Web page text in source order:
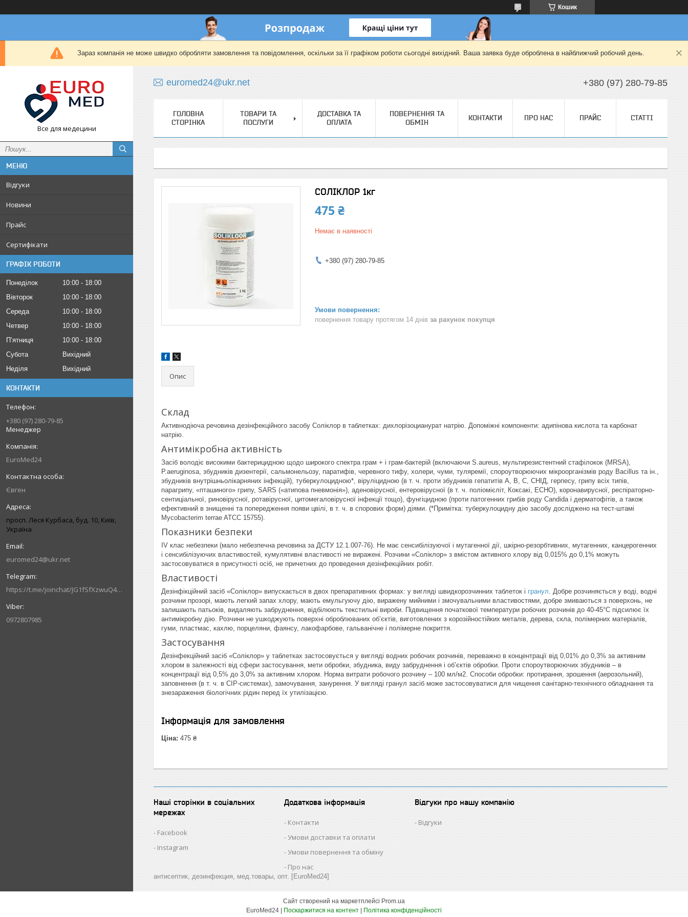
Кошик
Зараз компанія не може швидко обробляти замовлення та повідомлення, оскільки за її графіком роботи сьогодні вихідний. Ваша заявка буде оброблена в найближчий робочий день.
Все для медецини
Відгуки
Новини
Прайс
Сертифікати
ГРАФІК РОБОТИ
Понеділок 10:00
18:00
Вівторок
10:00
18:00
Середа
10:00
18:00
Четвер
10:00
18:00
Пʼятниця
10:00
18:00
Субота
Вихідний
Неділя
Вихідний
КОНТАКТИ
+380 (97) 280-79-85
Менеджер
EuroMed24
Євген
просп. Леся Курбаса, буд. 10, Київ,
Україна
euromed24@ukr.net
https://t.me/joinchat/JG1fSfXzwuQ4MzVi
0972807985
euromed24@ukr.net +380 (97) 280-79-85
ГОЛОВНА
СТОРІНКА
ТОВАРИ ТА
ПОСЛУГИ
ДОСТАВКА ТА
ОПЛАТА
ПОВЕРНЕННЯ ТА
ОБМІН
КОНТАКТИ ПРО НАС ПРАЙС СТАТТІ
СОЛІКЛОР 1кг
475 ₴
Немає в наявності
+380 (97) 280-79-85
повернення товару протягом 14 днів за рахунок покупця
Опис
Склад
Активнодіюча речовина дезінфекційного засобу Соліклор в таблетках: дихлорізоцианурат натрію. Допоміжні компоненти: адипінова кислота та карбонат
натрію.
Антимікробна активність
Засіб володіє високими бактерицидною щодо широкого спектра грам + і грам-бактерій (включаючи S.aureus, мультирезистентний стафілокок (MRSA),
P.aeruginosa, збудників дизентерії, сальмонельозу, паратифів, черевного тифу, холери, чуми, туляремії, спороутворюючих мікроорганізмів роду Bacillus та ін.,
збудників внутрішньолікарняних інфекцій), туберкулоцидною*, віруліцидною (в т. ч. проти збудників гепатитів А, В, С, СНІД, герпесу, грипу всіх типів,
парагрипу, «пташиного» грипу, SARS («атипова пневмонія»), аденовірусної, ентеровірусної (в т. ч. поліомієліт, Коксакі, ЕСНО), коронавирусної, респіраторно-
сентиціальної, риновірусної, ротавірусної, цитомегаловірусної інфекції тощо), фунгіцидною (проти патогенних грибів роду Саndida і дерматофітів, а також
ефективний в знищенні та попередження появи цвілі, в т. ч. в спорових форм) діями. (*Примітка: туберкулоцидну дію засобу досліджено на тест-штамі
Mycobacterim terrae ATCC 15755).
Показники безпеки
IV клас небезпеки (мало небезпечна речовина за ДСТУ 12.1.007-76). Не має сенсибілізуючої і мутагенної дії, шкірно-резорбтивних, мутагенних, канцерогенних
і сенсибілізуючих властивостей, кумулятивні властивості не виражені. Розчини «Соліклор» з вмістом активного хлору від 0,015% до 0,1% можуть
застосовуватися в присутності осіб, не причетних до проведення дезінфекційних робіт.
Властивості
Дезінфікційний засіб «Соліклор» випускається в двох препаративних формах: у вигляді швидкорозчинних таблеток і гранул. Добре розчиняється у воді, водні
розчини прозорі, мають легкий запах хлору, мають емульгуючу дію, виражену мийними і змочувальними властивостями, добре змиваються з поверхонь, не
залишають патьоків, видаляють забруднення, відбілюють текстильні вироби. Підвищення початкової температури робочих розчинів до 40-45°С підсилює їх
антимікробну дію. Розчини не ушкоджують поверхні оброблюваних об’єктів, виготовлених з корозійностійких металів, дерева, скла, полімерних матеріалів,
гуми, пластмас, кахлю, порцеляни, фаянсу, лакофарбове, гальванічне і полімерне покриття.
Застосування
Дезінфекційний засіб «Соліклор» у таблетках застосовується у вигляді водних робочих розчинів, переважно в концентрації від 0,01% до 0,3% за активним
хлором в залежності від сфери застосування, мети обробки, збудника, виду забруднення і об’єктів обробки. Проти спороутворюючих збудників – в
концентрації від 0,5% до 3,0% за активним хлором. Норма витрати робочого розчину – 100 мл/м2. Способи обробки: протирання, зрошення (аерозольний),
заповнення (в т. ч. в СІР-системах), замочування, занурення. У вигляді гранул засіб може застосовуватися для чищення санітарно-технічного обладнання та
знезараження біологічних рідин перед їх утилізацією.
Інформація для замовлення
Ціна: 475 ₴
Наші сторінки в соціальних
мережах
Facebook
Instagram
Додаткова інформація
Контакти
Умови доставки та оплати
Умови повернення та обміну
Про нас
Відгуки про нашу компанію
Відгуки
антисептик, дезинфекция, мед.товары, опт. [EuroMed24]
Сайт створений на маркетплейсі Prom.ua
Поскаржитися на контент
Політика конфіденційності